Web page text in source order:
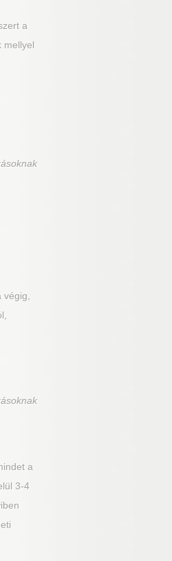
a
mellyel
a
3-4